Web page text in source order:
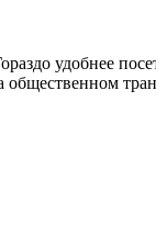
удобнее